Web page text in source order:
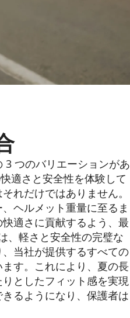
3 つのバリエーションがあ
適さと安全性を体験して
れだけではありません。
ヘルメット重量に至るま
適さに貢献するよう、最
、軽さと安全性の完璧な
当社が提供するすべての
す。これにより、夏の長
としたフィット感を実現
るようになり、保護者は